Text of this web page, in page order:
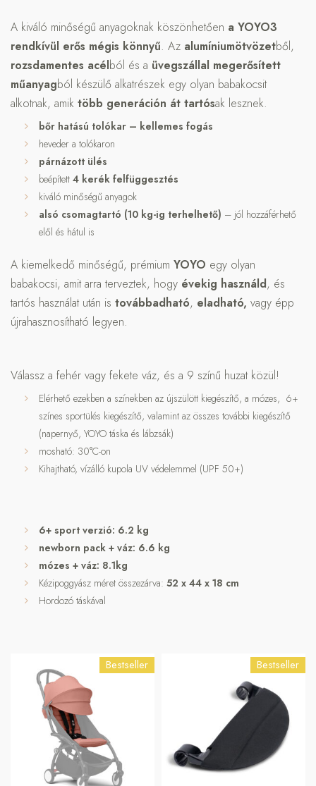
A kiváló minőségű anyagoknak köszönhetően a YOYO3
rendkívül erős mégis könnyű. Az alumíniumötvözetből,
rozsdamentes acélból és a üvegszállal megerősített
műanyagból készülő alkatrészek egy olyan babakocsit
alkotnak, amik több generáción át tartósak lesznek.
bőr hatású tolókar – kellemes fogás
heveder a tolókaron
párnázott ülés
beépített 4 kerék felfüggesztés
kiváló minőségű anyagok
alsó csomagtartó (10 kg-ig terhelhető) – jól hozzáférhető
elől és hátul is
A kiemelkedő minőségű, prémium YOYO egy olyan
babakocsi, amit arra terveztek, hogy évekig használd, és
tartós használat után is továbbadható, eladható, vagy épp
újrahasznosítható legyen.
Válassz a fehér vagy fekete váz, és a 9 színű huzat közül!
Elérhető ezekben a színekben az újszülött kiegészítő, a mózes, 6+
színes sportülés kiegészítő, valamint az összes további kiegészítő
(napernyő, YOYO táska és lábzsák)
mosható: 30°C-on
Kihajtható, vízálló kupola UV védelemmel (UPF 50+)
6+ sport verzió: 6.2 kg
newborn pack + váz: 6.6 kg
mózes + váz: 8.1kg
Kézipoggyász méret összezárva: 52 x 44 x 18 cm
Hordozó táskával
Bestseller Bestseller